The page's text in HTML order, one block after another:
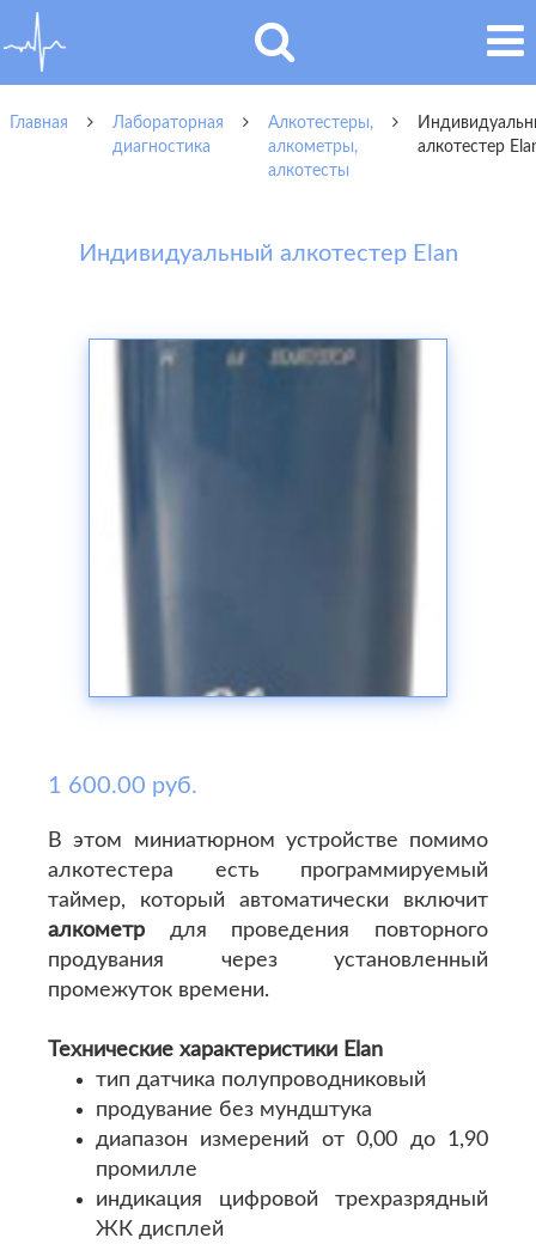
Главная
Лабораторная
диагностика
Алкотестеры,
алкометры,
алкотесты
алкотестер
Индивидуальный алкотестер Elan
1 600.00 руб.
В этом миниатюрном устройстве помимо
алкотестера есть программируемый
таймер, который автоматически включит
алкометр для проведения повторного
продувания через установленный
промежуток времени.
Технические характеристики Elan
тип датчика полупроводниковый
продувание без мундштука
диапазон измерений от 0,00 до 1,90
промилле
индикация цифровой трехразрядный
ЖК дисплей